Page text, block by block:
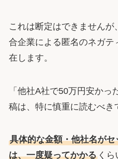
これは断定はできませんが
合企業による匿名のネガテ
在します。
「他社A社で50万円安か
稿は、特に慎重に読むべき
具体的な金額・他社名が
は、一度疑ってかかるくら